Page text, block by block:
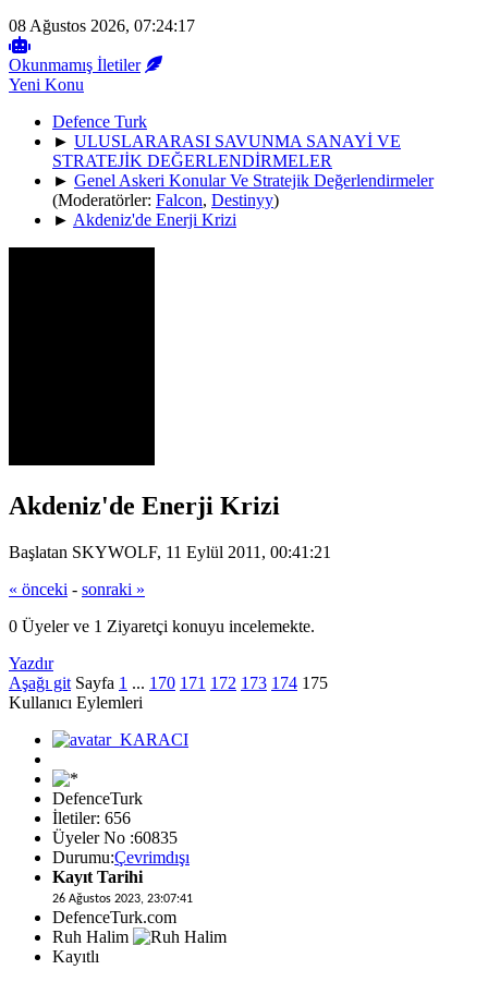
08 Ağustos 2026, 07:24:17
Okunmamış İletiler
Yeni Konu
Defence Turk
► ULUSLARARASI SAVUNMA SANAYİ VE
STRATEJİK DEĞERLENDİRMELER
► Genel Askeri Konular Ve Stratejik Değerlendirmeler
(Moderatörler: Falcon, Destinyy)
► Akdeniz'de Enerji Krizi
Akdeniz'de Enerji Krizi
Başlatan SKYWOLF, 11 Eylül 2011, 00:41:21
« önceki - sonraki »
0 Üyeler ve 1 Ziyaretçi konuyu incelemekte.
Yazdır
Aşağı git Sayfa 1 ... 170 171 172 173 174 175
Kullanıcı Eylemleri
DefenceTurk
İletiler: 656
Üyeler No :60835
Durumu:Çevrimdışı
Kayıt Tarihi
26 Ağustos 2023, 23:07:41
DefenceTurk.com
Ruh Halim
Kayıtlı